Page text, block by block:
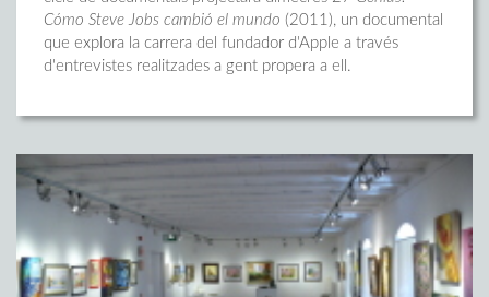
Cómo Steve Jobs cambió el mundo (2011), un documental
que explora la carrera del fundador d'Apple a través
d'entrevistes realitzades a gent propera a ell.